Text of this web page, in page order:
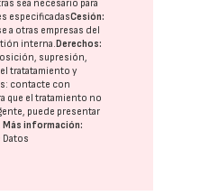
sea necesario para
especificadasCesión:
a otras empresas del
interna. Derechos:
supresión,
tratatamiento y
contacte con
que el tratamiento no
puede presentar
Más información: